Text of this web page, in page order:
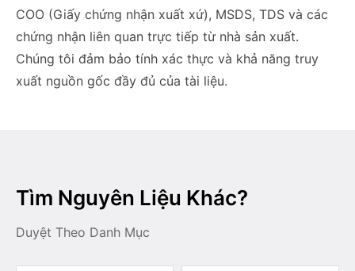
COO (Giấy chứng nhận xuất xứ), MSDS, TDS và các
chứng nhận liên quan trực tiếp từ nhà sản xuất.
Chúng tôi đảm bảo tính xác thực và khả năng truy
xuất nguồn gốc đầy đủ của tài liệu.
Tìm Nguyên Liệu Khác?
Duyệt Theo Danh Mục